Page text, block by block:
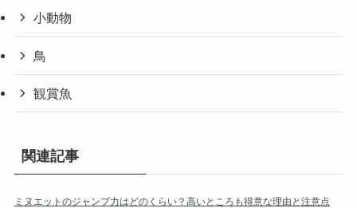
小動物
鳥
観賞魚
関連記事
ミヌエットのジャンプ力はどのくらい？高いところも得意な理由と注意点